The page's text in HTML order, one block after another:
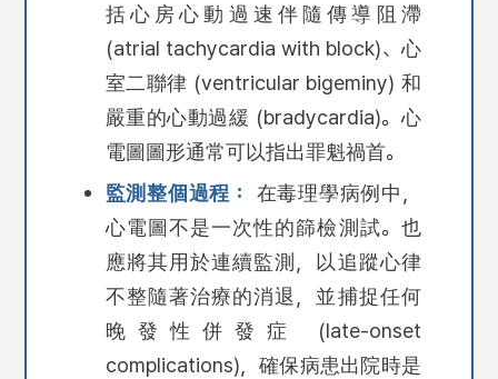
括心房心動過速伴隨傳導阻滯
(atrial tachycardia with block)、心
室二聯律 (ventricular bigeminy) 和
嚴重的心動過緩 (bradycardia)。心
電圖圖形通常可以指出罪魁禍首。
監測整個過程：
在毒理學病例中，
心電圖不是一次性的篩檢測試。也
應將其用於連續監測，以追蹤心律
不整隨著治療的消退，並捕捉任何
晚發性併發症 (late-onset
complications)，確保病患出院時是